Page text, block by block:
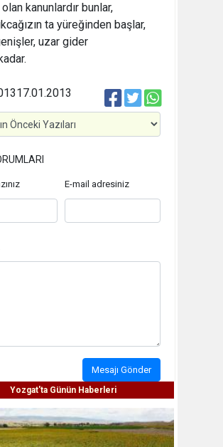
kanunlardır bunlar,
ta yüreğinden başlar,
uzar gider
17.01.2013
E-mail adresiniz
Mesajı Gönder
Yozgat'ta Günün Haberleri